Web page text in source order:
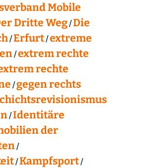
Mobile
Dritte Weg Die
Erfurt extreme
extrem rechte
rechte
gegen rechts
Identitäre
der
Kampfsport